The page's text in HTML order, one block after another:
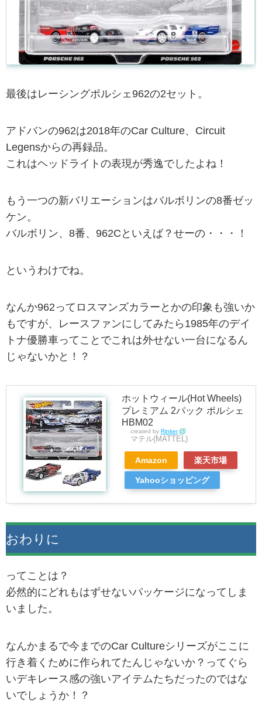
最後はレーシングポルシェ962の2セット。
アドバンの962は2018年のCar Culture、Circuit
Legensからの再録品。
これはヘッドライトの表現が秀逸でしたよね！
もう一つの新バリエーションはバルボリンの8番ゼッ
ケン。
バルボリン、8番、962Cといえば？せーの・・・！
というわけでね。
なんか962ってロスマンズカラーとかの印象も強いか
もですが、レースファンにしてみたら1985年のデイ
トナ優勝車ってことでこれは外せない一台になるん
じゃないかと！？
ホットウィール(Hot Wheels)
プレミアム 2パック ポルシェ
HBM02
created by Rinker
マテル(MATTEL)
Amazon 楽天市場
Yahooショッピング
おわりに
ってことは？
必然的にどれもはずせないパッケージになってしま
いました。
なんかまるで今までのCar Cultureシリーズがここに
行き着くために作られてたんじゃないか？ってぐら
いデキレース感の強いアイテムたちだったのではな
いでしょうか！？